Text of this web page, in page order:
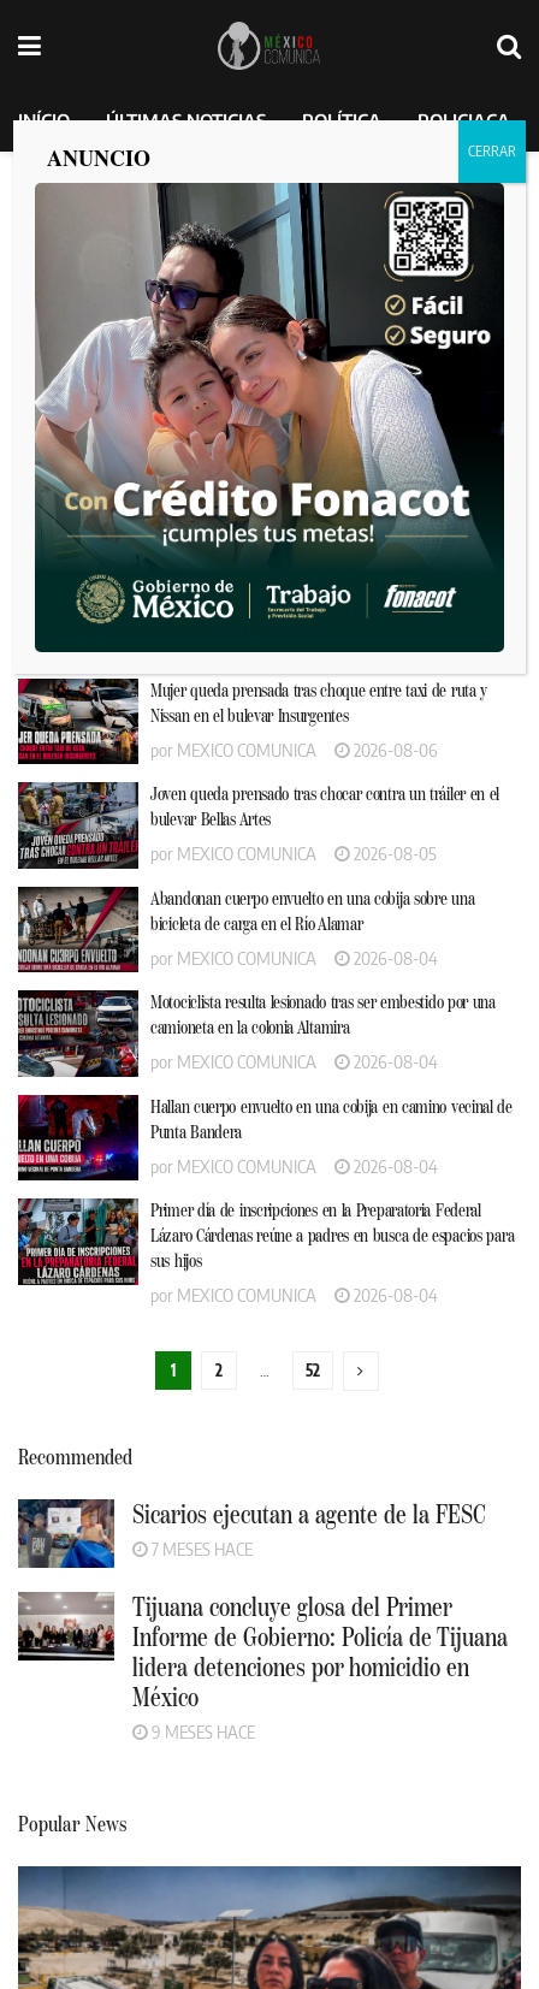
INÍCIO ÚLTIMAS NOTICIAS POLÍTICA POLICIACA
Etiqueta:Tijuana
“Eso ya no es un basurero, es un cementerio”: madres
buscadoras exigen clausurar el relleno sanitario de GEN
porMEXICO COMUNICA 2026-08-06
Hallazgo de cuerpo envuelto en una cobija en Real de San
Francisco
porMEXICO COMUNICA 2026-08-06
Conductor con aliento alcohólico provoca choque; dos
motociclistas resultan gravemente lesionados en Campestre
Murúa
porMEXICO COMUNICA 2026-08-06
“Otra vez estás tomando”: reclamo terminó con una mujer
presuntamente golpeada y un hombre detenido
Mujer queda prensada tras choque entre taxi de ruta y
Nissan en el bulevar Insurgentes
por MEXICO COMUNICA 2026-08-06
Joven queda prensado tras chocar contra un tráiler en el
bulevar Bellas Artes
por MEXICO COMUNICA 2026-08-05
Abandonan cuerpo envuelto en una cobija sobre una
bicicleta de carga en el Río Alamar
por MEXICO COMUNICA 2026-08-04
Motociclista resulta lesionado tras ser embestido por una
camioneta en la colonia Altamira
por MEXICO COMUNICA 2026-08-04
Hallan cuerpo envuelto en una cobija en camino vecinal de
Punta Bandera
por MEXICO COMUNICA 2026-08-04
Primer día de inscripciones en la Preparatoria Federal
Lázaro Cárdenas reúne a padres en busca de espacios para
sus hijos
por MEXICO COMUNICA 2026-08-04
1 2 52
Recommended
Sicarios ejecutan a agente de la FESC
7 MESES HACE
Tijuana concluye glosa del Primer
Informe de Gobierno: Policía de Tijuana
lidera detenciones por homicidio en
México
9 MESES HACE
Popular News
ANUNCIO